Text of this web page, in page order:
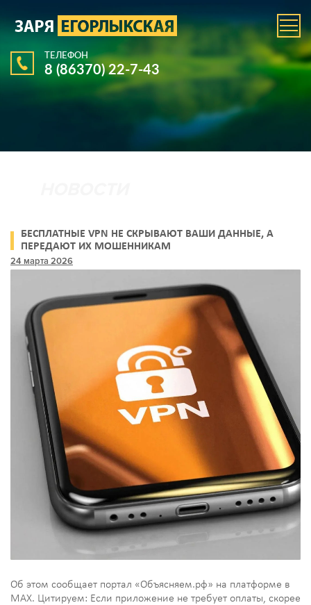
ТЕЛЕФОН
8 (86370) 22-7-43
БЕСПЛАТНЫЕ VPN НЕ СКРЫВАЮТ ВАШИ ДАННЫЕ, А
ПЕРЕДАЮТ ИХ МОШЕННИКАМ
24 марта 2026
Об этом сообщает портал «Объясняем.рф» на платформе в
МАХ. Цитируем: Если приложение не требует оплаты, скорее